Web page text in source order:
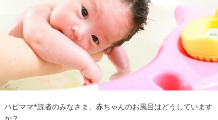
ハピママ*読者のみなさま、赤ちゃんのお風呂はどうしています